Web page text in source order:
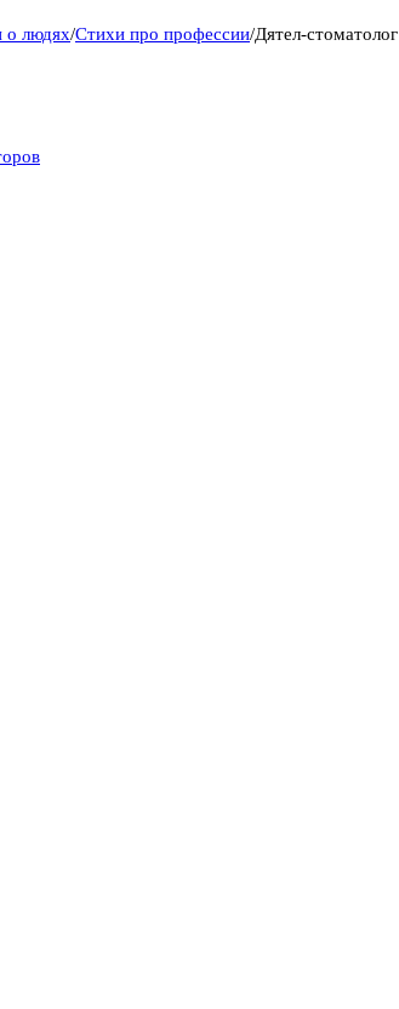
о людях/Стихи про профессии/Дятел-стоматолог